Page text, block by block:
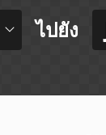
ไปยัง